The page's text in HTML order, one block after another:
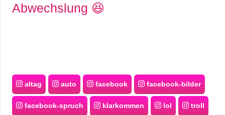
Abwechslung 😆
altag auto facebook facebook-bilder
facebook-spruch klarkommen lol troll